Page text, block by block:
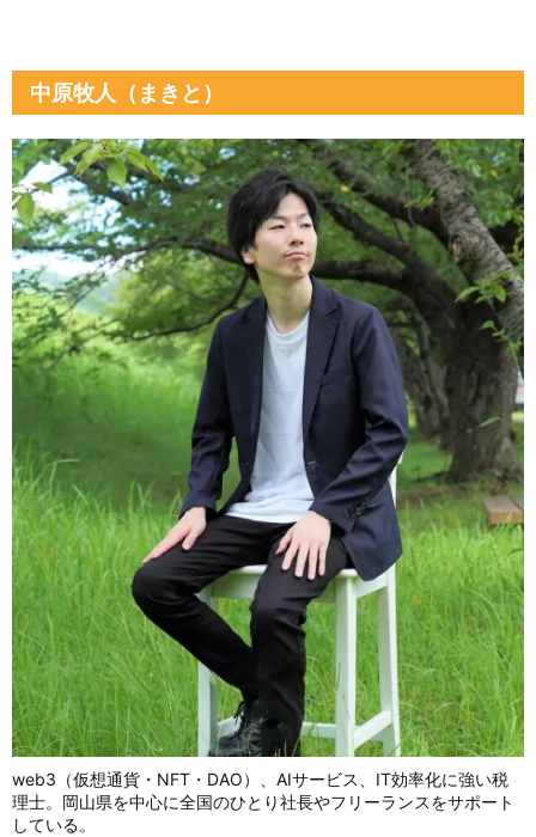
中原牧人（まきと）
web3（仮想通貨・NFT・DAO）、AIサービス、IT効率化に強い税
理士。岡山県を中心に全国のひとり社長やフリーランスをサポート
している。